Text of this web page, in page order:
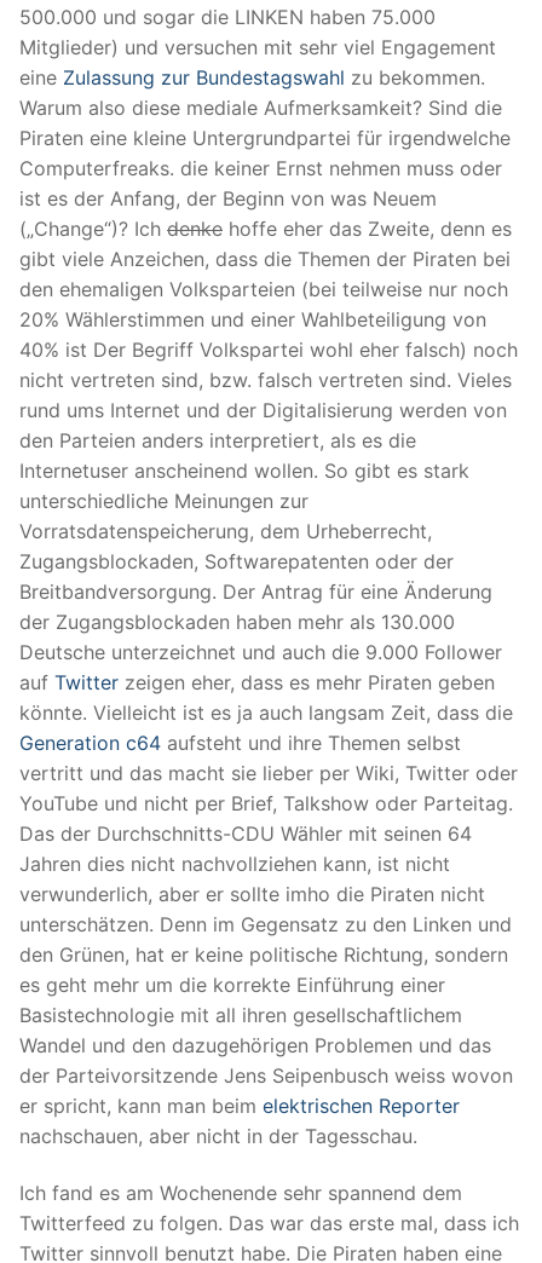
500.000 und sogar die LINKEN haben 75.000
Mitglieder) und versuchen mit sehr viel Engagement
eine Zulassung zur Bundestagswahl zu bekommen.
Warum also diese mediale Aufmerksamkeit? Sind die
Piraten eine kleine Untergrundpartei für irgendwelche
Computerfreaks. die keiner Ernst nehmen muss oder
ist es der Anfang, der Beginn von was Neuem
(„Change“)? Ich denke hoffe eher das Zweite, denn es
gibt viele Anzeichen, dass die Themen der Piraten bei
den ehemaligen Volksparteien (bei teilweise nur noch
20% Wählerstimmen und einer Wahlbeteiligung von
40% ist Der Begriff Volkspartei wohl eher falsch) noch
nicht vertreten sind, bzw. falsch vertreten sind. Vieles
rund ums Internet und der Digitalisierung werden von
den Parteien anders interpretiert, als es die
Internetuser anscheinend wollen. So gibt es stark
unterschiedliche Meinungen zur
Vorratsdatenspeicherung, dem Urheberrecht,
Zugangsblockaden, Softwarepatenten oder der
Breitbandversorgung. Der Antrag für eine Änderung
der Zugangsblockaden haben mehr als 130.000
Deutsche unterzeichnet und auch die 9.000 Follower
auf Twitter zeigen eher, dass es mehr Piraten geben
könnte. Vielleicht ist es ja auch langsam Zeit, dass die
Generation c64 aufsteht und ihre Themen selbst
vertritt und das macht sie lieber per Wiki, Twitter oder
YouTube und nicht per Brief, Talkshow oder Parteitag.
Das der Durchschnitts-CDU Wähler mit seinen 64
Jahren dies nicht nachvollziehen kann, ist nicht
verwunderlich, aber er sollte imho die Piraten nicht
unterschätzen. Denn im Gegensatz zu den Linken und
den Grünen, hat er keine politische Richtung, sondern
es geht mehr um die korrekte Einführung einer
Basistechnologie mit all ihren gesellschaftlichem
Wandel und den dazugehörigen Problemen und das
der Parteivorsitzende Jens Seipenbusch weiss wovon
er spricht, kann man beim elektrischen Reporter
nachschauen, aber nicht in der Tagesschau.
Ich fand es am Wochenende sehr spannend dem
Twitterfeed zu folgen. Das war das erste mal, dass ich
Twitter sinnvoll benutzt habe. Die Piraten haben eine